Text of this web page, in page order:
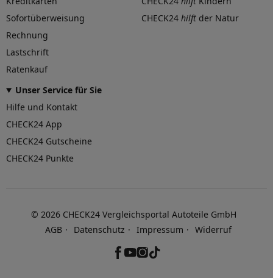
Sofortüberweisung
Rechnung
Lastschrift
Ratenkauf
CHECK24 hilft der Natur
Unser Service für Sie
Hilfe und Kontakt
CHECK24 App
CHECK24 Gutscheine
CHECK24 Punkte
© 2026 CHECK24 Vergleichsportal Autoteile GmbH
AGB
Datenschutz Impressum Widerruf